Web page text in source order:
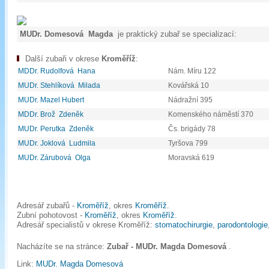
MUDr. Domesová Magda je praktický zubař se specializací:
Další zubaři v okrese Kroměříž:
MDDr. Rudolfová Hana
Nám. Míru 122
MUDr. Stehlíková Milada
Kovářská 10
MUDr. Mazel Hubert
Nádražní 395
MDDr. Brož Zdeněk
Komenského náměstí 370
MUDr. Perutka Zdeněk
Čs. brigády 78
MUDr. Joklová Ludmila
Tyršova 799
MUDr. Zárubová Olga
Moravská 619
Adresář zubařů - Kroměříž, okres Kroměříž.
Zubní pohotovost - Kroměříž, okres Kroměříž.
Adresář specialistů v okrese Kroměříž: stomatochirurgie, parodontologie
Nacházíte se na stránce: Zubař - MUDr. Magda Domesová .
Link: MUDr. Magda Domesová